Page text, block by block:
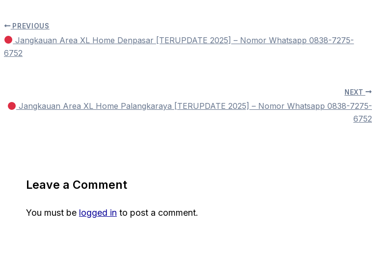
PREVIOUS
Jangkauan Area XL Home Denpasar [TERUPDATE 2025] – Nomor Whatsapp 0838-7275-
6752
NEXT
Jangkauan Area XL Home Palangkaraya [TERUPDATE 2025] – Nomor Whatsapp 0838-7275-
6752
Leave a Comment
You must be logged in to post a comment.